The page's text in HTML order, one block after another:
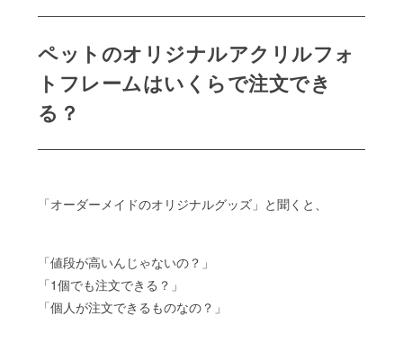
ペットのオリジナルアクリルフォ
トフレームはいくらで注文でき
る？
「オーダーメイドのオリジナルグッズ」と聞くと、
「値段が高いんじゃないの？」
「1個でも注文できる？」
「個人が注文できるものなの？」